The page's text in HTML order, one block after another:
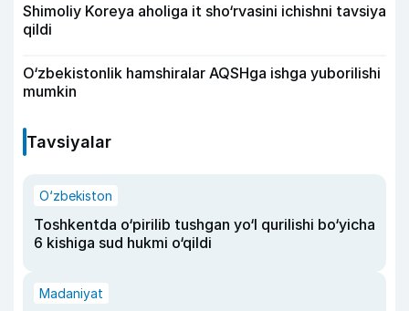
Shimoliy Koreya aholiga it sho‘rvasini ichishni tavsiya
qildi
O‘zbekistonlik hamshiralar AQSHga ishga yuborilishi
mumkin
Tavsiyalar
O‘zbekiston
Toshkentda o‘pirilib tushgan yo‘l qurilishi bo‘yicha
6 kishiga sud hukmi o‘qildi
Madaniyat